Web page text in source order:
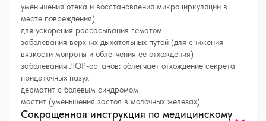
уменьшения отека и восстановления микроциркуляции в
месте повреждения)
для ускорения рассасывания гематом
заболевания верхних дыхательных путей (для снижения
вязкости мокроты и облегчения её отхождения)
заболевания ЛОР-органов: облегчает отхождение секрета
придаточных пазух
дерматит с болевым синдромом
мастит (уменьшения застоя в молочных железах)
Сокращенная инструкция по медицинскому